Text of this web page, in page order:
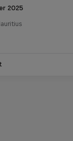
2025